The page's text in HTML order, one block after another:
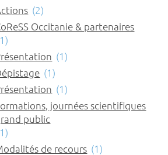
(2)
Occitanie & partenaires
(1)
(1)
(1)
journées scientifiques
public
de recours (1)